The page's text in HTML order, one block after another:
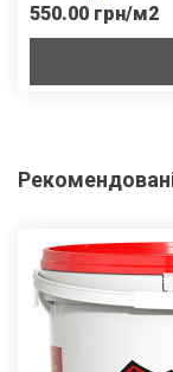
550.00 грн/м2